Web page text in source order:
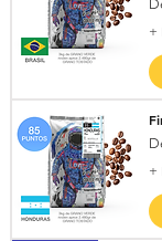
+
+